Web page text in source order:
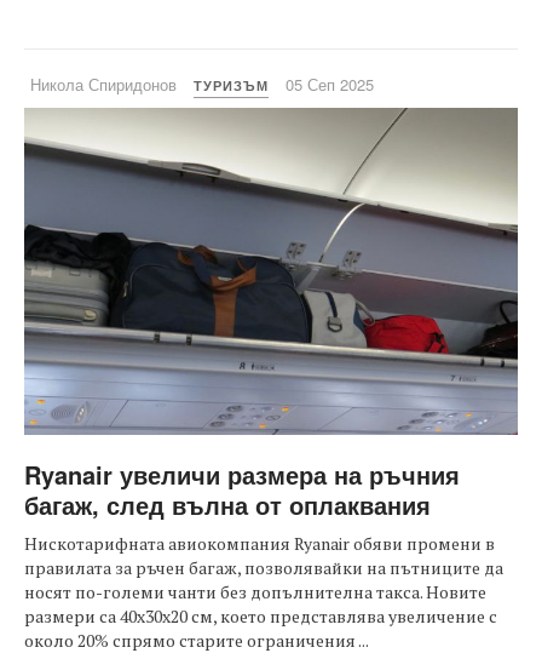
Никола Спиридонов ТУРИЗЪМ 05 Сеп 2025
Ryanair увеличи размера на ръчния
багаж, след вълна от оплаквания
Нискотарифната авиокомпания Ryanair обяви промени в
правилата за ръчен багаж, позволявайки на пътниците да
носят по-големи чанти без допълнителна такса. Новите
размери са 40x30x20 см, което представлява увеличение с
около 20% спрямо старите ограничения ...